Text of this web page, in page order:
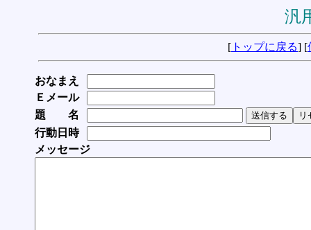
汎
[ トップに戻る] [
おなまえ
Ｅメール
題 名
行動日時
メッセージ